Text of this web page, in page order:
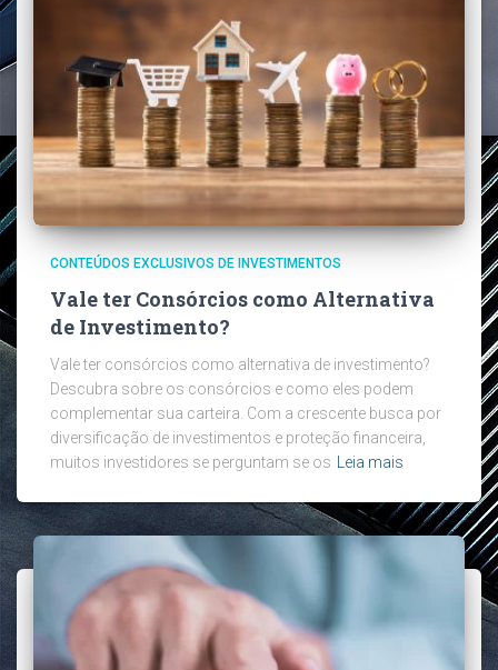
CONTEÚDOS EXCLUSIVOS DE INVESTIMENTOS
Vale ter Consórcios como Alternativa
de Investimento?
Vale ter consórcios como alternativa de investimento?
Descubra sobre os consórcios e como eles podem
complementar sua carteira. Com a crescente busca por
diversificação de investimentos e proteção financeira,
muitos investidores se perguntam se os Leia mais